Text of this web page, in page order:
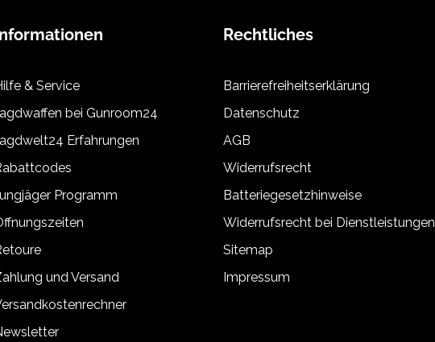
& Service
bei Gunroom24
Erfahrungen
Programm
und Versand
Rechtliches
Barrierefreiheitserklärung
Datenschutz
AGB
Widerrufsrecht
Batteriegesetzhinweise
Widerrufsrecht bei Dienstleistungen
Sitemap
Impressum